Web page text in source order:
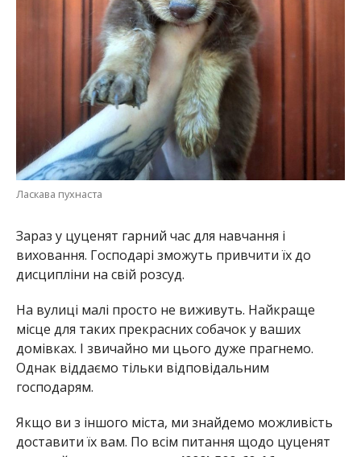
Зараз у цуценят гарний час для навчання і
виховання. Господарі зможуть привчити їх до
дисципліни на свій розсуд.
На вулиці малі просто не виживуть. Найкраще
місце для таких прекрасних собачок у ваших
домівках. І звичайно ми цього дуже прагнемо.
Однак віддаємо тільки відповідальним
господарям.
Якщо ви з іншого міста, ми знайдемо можливість
звертайтеся за номером:(099) 509-60-16.
Раніше ми повідомили про те, що на
тваринами і записувала побиття на відео.
Також про те, щоу Нікополі терміново
збирають кошти на евакуацію 50 собак, які
знайшли свої сім’ї у Польщі.
МІТКИ: ЖИЗНЬ,НОВОСТИ НИКОПОЛЯ